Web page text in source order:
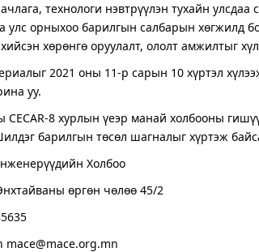
технологи нэвтрүүлэн тухайн
улс орныхоо барилгын салбарын хөгжилд
хөрөнгө оруулалт, ололт амжилтыг
2021 оны 11-р сарын 10 хүртэл
уу.
8 хурлын үеэр манай холбооны
барилгын төсөл шагналыг хүртэж
Холбоо
өргөн чөлөө 45/2